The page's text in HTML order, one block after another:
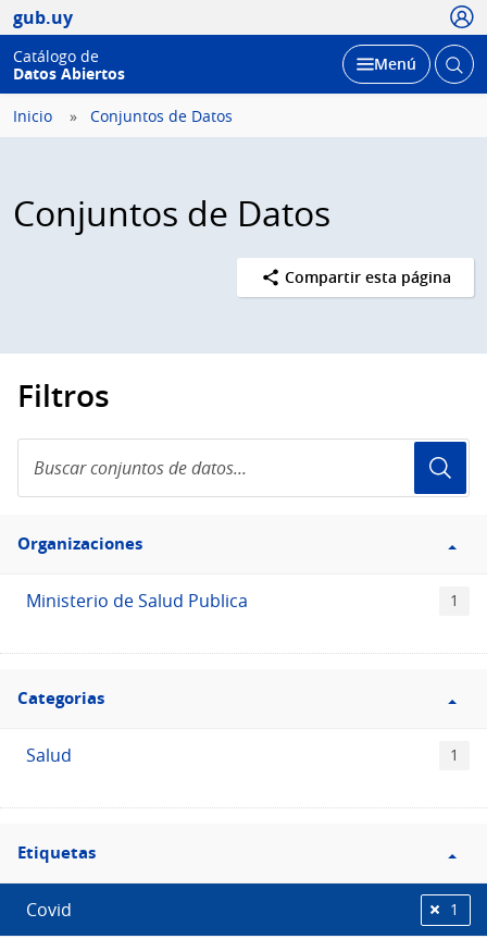
gub.uy
Catálogo de
Datos Abiertos
Desplegar
Menú Abrir
Inicio Conjuntos de Datos
Conjuntos de Datos
Compartir esta página
Filtros
conjuntos
de
Filtro
Organizaciones
Organizaciones
Ministerio de Salud Publica 1
Filtro
Categorias
Categorias
Salud 1
Filtro
Etiquetas
Etiquetas
Covid 1